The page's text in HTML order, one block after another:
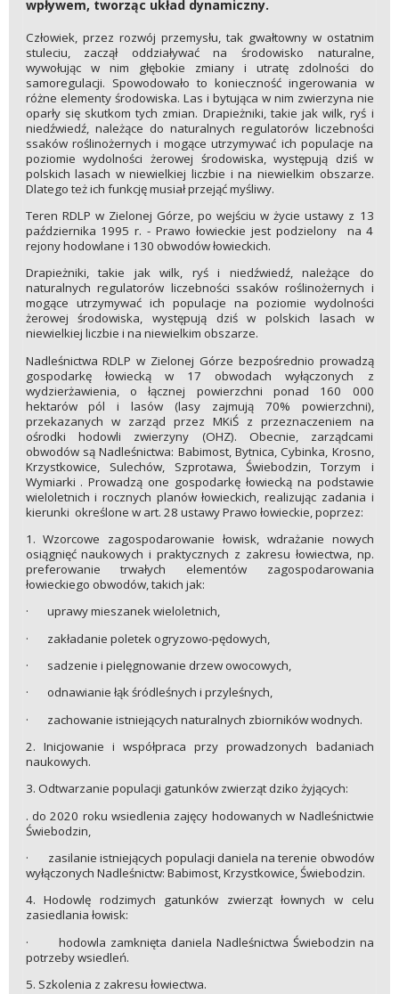
wpływem, tworząc układ dynamiczny.
Człowiek, przez rozwój przemysłu, tak gwałtowny w ostatnim
stuleciu, zaczął oddziaływać na środowisko naturalne,
wywołując w nim głębokie zmiany i utratę zdolności do
samoregulacji. Spowodowało to konieczność ingerowania w
różne elementy środowiska. Las i bytująca w nim zwierzyna nie
oparły się skutkom tych zmian. Drapieżniki, takie jak wilk, ryś i
niedźwiedź, należące do naturalnych regulatorów liczebności
ssaków roślinożernych i mogące utrzymywać ich populacje na
poziomie wydolności żerowej środowiska, występują dziś w
polskich lasach w niewielkiej liczbie i na niewielkim obszarze.
Dlatego też ich funkcję musiał przejąć myśliwy.
Teren RDLP w Zielonej Górze, po wejściu w życie ustawy z 13
października 1995 r. - Prawo łowieckie jest podzielony na 4
rejony hodowlane i 130 obwodów łowieckich.
Drapieżniki, takie jak wilk, ryś i niedźwiedź, należące do
naturalnych regulatorów liczebności ssaków roślinożernych i
mogące utrzymywać ich populacje na poziomie wydolności
żerowej środowiska, występują dziś w polskich lasach w
niewielkiej liczbie i na niewielkim obszarze.
Nadleśnictwa RDLP w Zielonej Górze bezpośrednio prowadzą
gospodarkę łowiecką w 17 obwodach wyłączonych z
wydzierżawienia, o łącznej powierzchni ponad 160 000
hektarów pól i lasów (lasy zajmują 70% powierzchni),
przekazanych w zarząd przez MKiŚ z przeznaczeniem na
ośrodki hodowli zwierzyny (OHZ). Obecnie, zarządcami
obwodów są Nadleśnictwa: Babimost, Bytnica, Cybinka, Krosno,
Krzystkowice, Sulechów, Szprotawa, Świebodzin, Torzym i
Wymiarki . Prowadzą one gospodarkę łowiecką na podstawie
wieloletnich i rocznych planów łowieckich, realizując zadania i
kierunki określone w art. 28 ustawy Prawo łowieckie, poprzez:
1. Wzorcowe zagospodarowanie łowisk, wdrażanie nowych
osiągnięć naukowych i praktycznych z zakresu łowiectwa, np.
preferowanie trwałych elementów zagospodarowania
łowieckiego obwodów, takich jak:
· uprawy mieszanek wieloletnich,
· zakładanie poletek ogryzowo-pędowych,
· sadzenie i pielęgnowanie drzew owocowych,
· odnawianie łąk śródleśnych i przyleśnych,
· zachowanie istniejących naturalnych zbiorników wodnych.
2. Inicjowanie i współpraca przy prowadzonych badaniach
naukowych.
3. Odtwarzanie populacji gatunków zwierząt dziko żyjących:
. do 2020 roku wsiedlenia zajęcy hodowanych w Nadleśnictwie
Świebodzin,
· zasilanie istniejących populacji daniela na terenie obwodów
wyłączonych Nadleśnictw: Babimost, Krzystkowice, Świebodzin.
4. Hodowlę rodzimych gatunków zwierząt łownych w celu
zasiedlania łowisk:
· hodowla zamknięta daniela Nadleśnictwa Świebodzin na
potrzeby wsiedleń.
5. Szkolenia z zakresu łowiectwa.